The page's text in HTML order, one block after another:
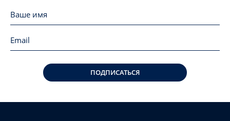
ПОДПИСАТЬСЯ